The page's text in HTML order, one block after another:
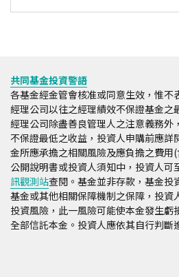
共同基金投資警語
各基金經金管會核准或同意生效，惟不
經理公司以往之經理績效不保證基金之
經理公司除盡善良管理人之注意義務外
不保證最低之收益，投資人申購前應詳
金所應承擔之相關風險及應負擔之費用
公開說明書或投資人須知中，投資人可
訊觀測站查閱。基金並非存款，基金投
基金或其他相關保障機制之保障，投資
投資風險，此一風險可能使本金發生虧
全部信託本金。投資人應依其自行判斷